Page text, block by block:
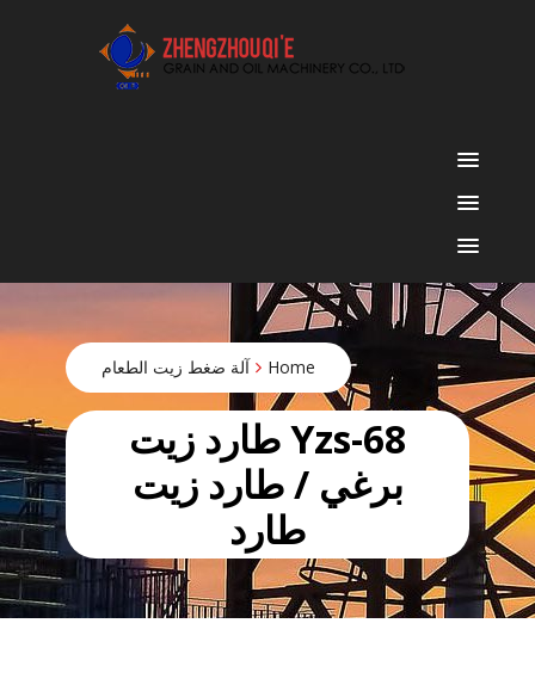
Home آلة ضغط زيت الطعام
Yzs-68 طارد زيت
برغي / طارد زيت
طارد